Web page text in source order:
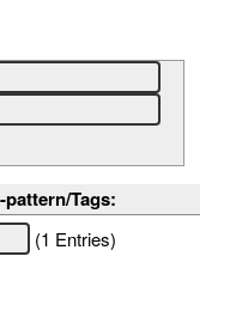
Tags:
(1 Entries)